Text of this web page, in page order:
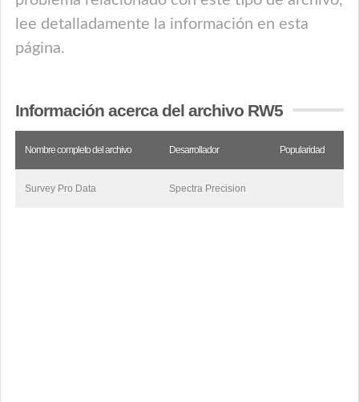
lee detalladamente la información en esta
página.
Información acerca del archivo RW5
Nombre completo del archivo Desarrollador Popularidad
Survey Pro Data Spectra Precision